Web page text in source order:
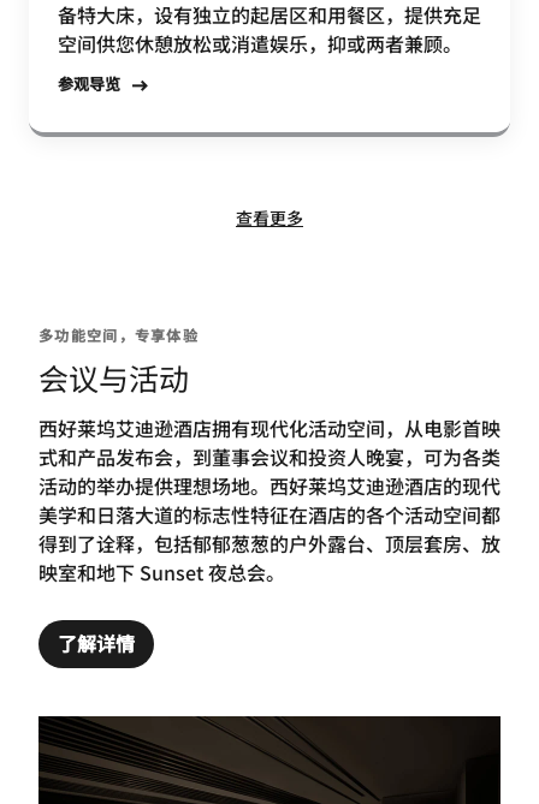
备特大床，设有独立的起居区和用餐区，提供充足
空间供您休憩放松或消遣娱乐，抑或两者兼顾。
参观导览
查看更多
多功能空间，专享体验
会议与活动
西好莱坞艾迪逊酒店拥有现代化活动空间，从电影首映
式和产品发布会，到董事会议和投资人晚宴，可为各类
活动的举办提供理想场地。西好莱坞艾迪逊酒店的现代
美学和日落大道的标志性特征在酒店的各个活动空间都
得到了诠释，包括郁郁葱葱的户外露台、顶层套房、放
映室和地下 Sunset 夜总会。
了解详情